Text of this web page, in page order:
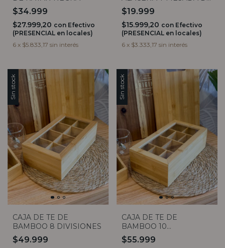
$34.999
$27.999,20 con Efectivo
(PRESENCIAL en locales)
6 x $5.833,17 sin interés
BAMBOO 3 DIVISIONES
$19.999
$15.999,20 con Efectivo
(PRESENCIAL en locales)
6 x $3.333,17 sin interés
Sin stock
CAJA DE TE DE
BAMBOO 8 DIVISIONES
$49.999
Sin stock
CAJA DE TE DE
BAMBOO 10
DIVISIONES
$55.999